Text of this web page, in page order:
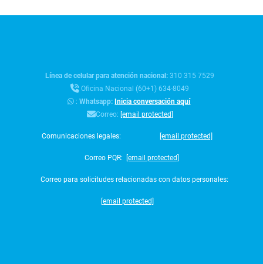
Línea de celular para atención nacional:310 315 7529
Oficina Nacional (60+1) 634-8049
:Whatsapp:Inicia conversación aquí
Correo: [email protected]
Comunicaciones legales: [email protected]
Correo PQR: [email protected]
Correo para solicitudes relacionadas con datos personales:
[email protected]